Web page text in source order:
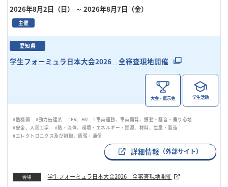
2026年8月2日（日） ～ 2026年8月7日（金）
主催
愛知県
学生フォーミュラ日本大会2026 全審査現地開催
大会・展示会 学生活動
#熱機関 #動力伝達系 #EV、HV
#車両運動、車両開発、振動・騒音・乗り心地
#安全、人間工学
#熱・流体、環境・エネルギー・資源、材料、生産・製造
#エレクトロニクス及び制御、情報・通信
詳細情報 （外部サイト）
会場 学生フォーミュラ日本大会2026 全審査現地開催